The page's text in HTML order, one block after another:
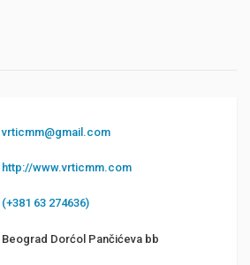
vrticmm@gmail.com
http://www.vrticmm.com
(+381 63 274636)
Beograd Dorćol Pančićeva bb